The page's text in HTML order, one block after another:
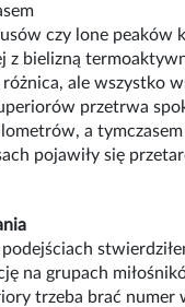
czy lone peaków
z bielizną
ale wszystko
przetrwa
a
pojawiły się
na grupach
trzeba brać numer